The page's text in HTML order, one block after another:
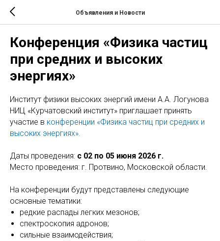
Объявления и Новости
Конференция «Физика частиц
при средних и высоких
энергиях»
Институт физики высоких энергий имени А.А. Логунова
НИЦ «Курчатовский институт» приглашает принять
участие в конференции «Физика частиц при средних и
высоких энергиях».
Даты проведения: с 02 по 05 июня 2026 г.
Место проведения: г. Протвино, Московской области.
На конференции будут представлены следующие
основные тематики:
редкие распады легких мезонов;
спектроскопия адронов;
сильные взаимодействия;